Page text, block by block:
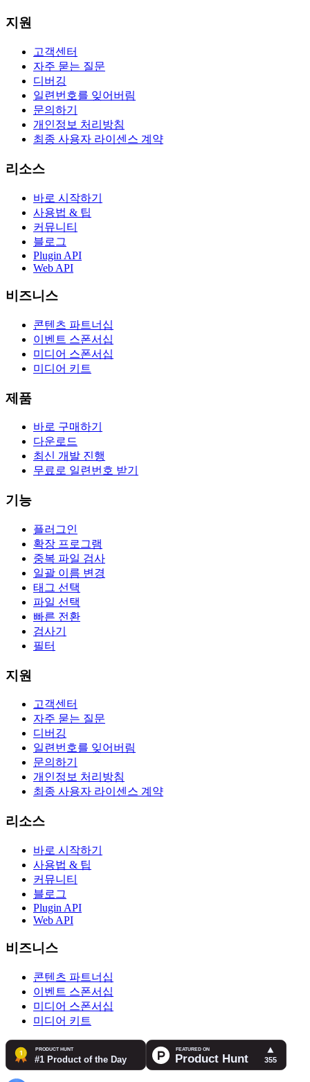
지원
고객센터
자주 묻는 질문
디버깅
일련번호를 잊어버림
문의하기
개인정보 처리방침
최종 사용자 라이센스 계약
리소스
바로 시작하기
사용법 & 팁
커뮤니티
블로그
Plugin API
Web API
비즈니스
콘텐츠 파트너십
이벤트 스폰서십
미디어 스폰서십
미디어 키트
제품
바로 구매하기
다운로드
최신 개발 진행
무료로 일련번호 받기
기능
플러그인
확장 프로그램
중복 파일 검사
일괄 이름 변경
태그 선택
파일 선택
빠른 전환
검사기
필터
지원
고객센터
자주 묻는 질문
디버깅
일련번호를 잊어버림
문의하기
개인정보 처리방침
최종 사용자 라이센스 계약
리소스
바로 시작하기
사용법 & 팁
커뮤니티
블로그
Plugin API
Web API
비즈니스
콘텐츠 파트너십
이벤트 스폰서십
미디어 스폰서십
미디어 키트